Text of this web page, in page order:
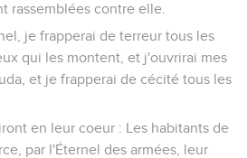
rassemblées contre elle.
je frapperai de terreur tous les
qui les montent, et j'ouvrirai mes
et je frapperai de cécité tous les
en leur coeur : Les habitants de
par l'Éternel des armées, leur